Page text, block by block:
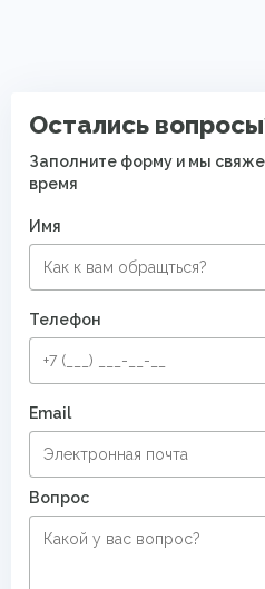
Остались
Заполните форму и мы
время
Имя
Телефон
Email
Вопрос